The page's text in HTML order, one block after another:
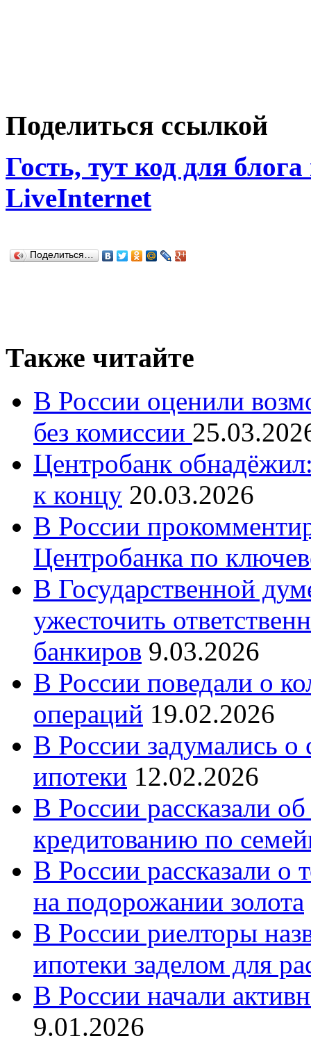
Поделиться ссылкой
Гость, тут код для
LiveInternet
Поделиться…
Также читайте
В России оценили
без комиссии
Центробанк
к концу 20.03.2026
В России
Центробанка по
В Государственной
ужесточить
банкиров 9.03.2026
В России поведали о
операций 19.02.2026
В России задумались
ипотеки 12.02.2026
В России рассказали
кредитованию по
В России рассказали о
на подорожании золота
В России риелторы
ипотеки заделом для
В России начали
9.01.2026